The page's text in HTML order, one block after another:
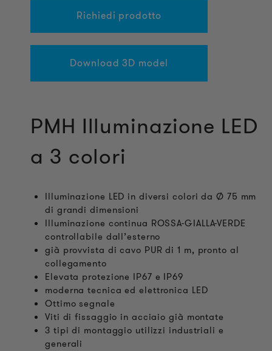
Richiedi prodotto
Download 3D model
PMH Illuminazione LED
a 3 colori
Illuminazione LED in diversi colori da Ø 75 mm
di grandi dimensioni
Illuminazione continua ROSSA-GIALLA-VERDE
controllabile dall’esterno
già provvista di cavo PUR di 1 m, pronto al
collegamento
Elevata protezione IP67 e IP69
moderna tecnica ed elettronica LED
Ottimo segnale
Viti di fissaggio in acciaio già montate
3 tipi di montaggio utilizzi industriali e
generali